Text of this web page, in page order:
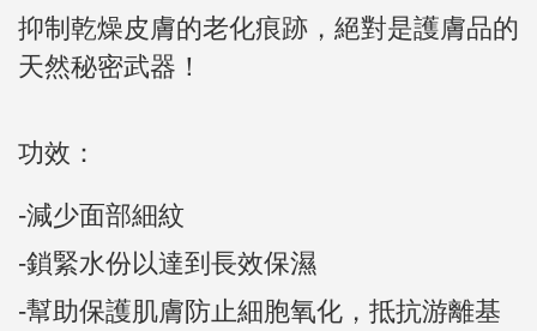
抑制乾燥皮膚的老化痕跡， 絕對是護膚品的
天然秘密武器！
功效：
-減少面部細紋
-鎖緊水份以達到長效保濕
-幫助保護肌膚防止細胞氧化，抵抗游離基